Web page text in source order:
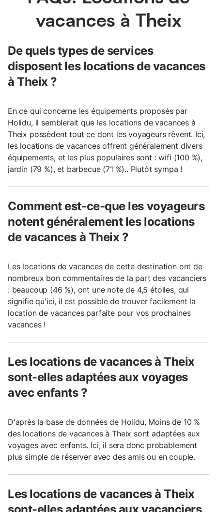
vacances à Theix
De quels types de services
disposent les locations de vacances
à Theix ?
En ce qui concerne les équipements proposés par
Holidu, il semblerait que les locations de vacances à
Theix possèdent tout ce dont les voyageurs rêvent. Ici,
les locations de vacances offrent généralement divers
équipements, et les plus populaires sont : wifi (100 %),
jardin (79 %), et barbecue (71 %).. Plutôt sympa !
Comment est-ce-que les voyageurs
notent généralement les locations
de vacances à Theix ?
Les locations de vacances de cette destination ont de
nombreux bon commentaires de la part des vacanciers
: beaucoup (46 %), ont une note de 4,5 étoiles, qui
signifie qu'ici, il est possible de trouver facilement la
location de vacances parfaite pour vos prochaines
vacances !
Les locations de vacances à Theix
sont-elles adaptées aux voyages
avec enfants ?
D'après la base de données de Holidu, Moins de 10 %
des locations de vacances à Theix sont adaptées aux
voyages avec enfants. Ici, il sera donc probablement
plus simple de réserver avec des amis ou en couple.
Les locations de vacances à Theix
sont-elles adaptées aux vacanciers